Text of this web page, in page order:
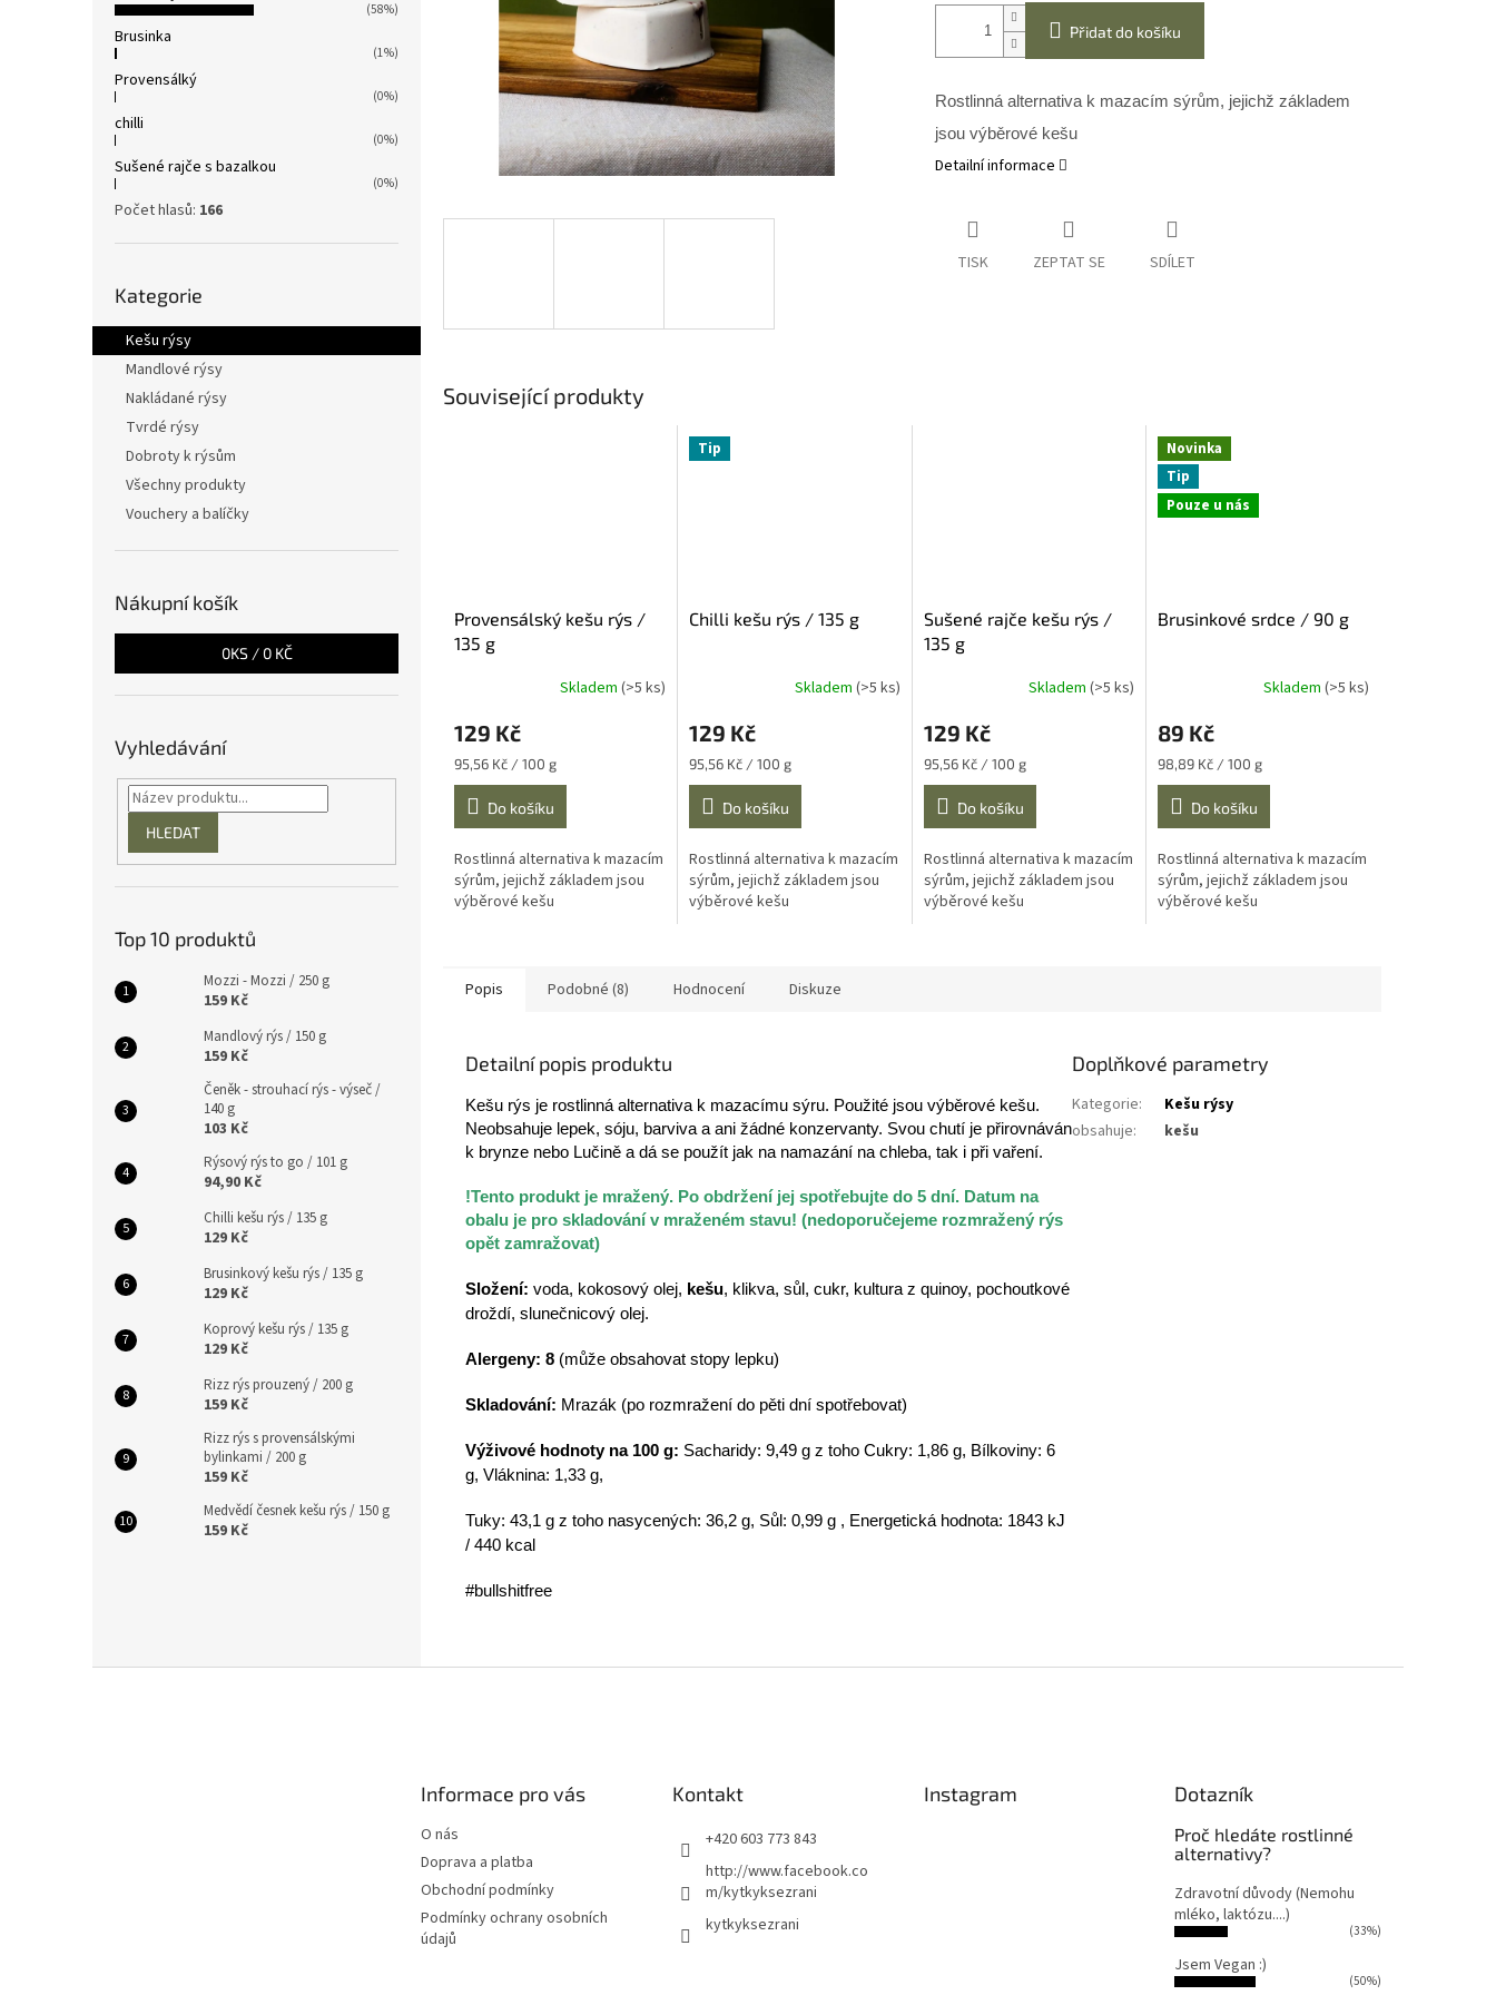
(58%)
Brusinka
(1%)
Provensálký
(0%)
chilli
(0%)
Sušené rajče s bazalkou
(0%)
Počet hlasů: 166
kategorie
Kategorie
Kešu rýsy
Mandlové rýsy
Nakládané rýsy
Tvrdé rýsy
Dobroty k rýsům
Všechny produkty
Vouchery a balíčky
Nákupní košík
0KS / 0 KČ
Vyhledávání
HLEDAT
Top 10 produktů
Mozzi - Mozzi / 250 g
159 Kč
Mandlový rýs / 150 g
159 Kč
Čeněk - strouhací rýs - výseč /
140 g
103 Kč
Rýsový rýs to go / 101 g
94,90 Kč
Chilli kešu rýs / 135 g
129 Kč
Brusinkový kešu rýs / 135 g
129 Kč
Koprový kešu rýs / 135 g
129 Kč
Rizz rýs prouzený / 200 g
159 Kč
Rizz rýs s provensálskými
bylinkami / 200 g
159 Kč
Medvědí česnek kešu rýs / 150 g
159 Kč
Přidat do košíku
Rostlinná alternativa k mazacím sýrům, jejichž základem
jsou výběrové kešu
Detailní informace
TISK ZEPTAT SE SDÍLET
Související produkty
Provensálský kešu rýs /
135 g
Skladem (>5 ks)
129 Kč
Měrná
cena:
95,56 Kč / 100 g
Do košíku
Rostlinná alternativa k mazacím
sýrům, jejichž základem jsou
výběrové kešu
Tip
Chilli kešu rýs / 135 g
Skladem (>5 ks)
129 Kč
Měrná
cena:
95,56 Kč / 100 g
Do košíku
Rostlinná alternativa k mazacím
sýrům, jejichž základem jsou
výběrové kešu
Sušené rajče kešu rýs /
135 g
Skladem(>5 ks)
129 Kč
Měrná
cena:
95,56 Kč / 100 g
Do košíku
Rostlinná alternativa k mazacím
sýrům, jejichž základem jsou
výběrové kešu
Novinka
Tip
Pouze u nás
Brusinkové srdce / 90 g
Skladem (>5 ks)
89 Kč
Měrná
cena:
98,89 Kč / 100 g
Do košíku
Rostlinná alternativa k mazacím
sýrům, jejichž základem jsou
výběrové kešu
Popis Podobné (8) Hodnocení Diskuze
Detailní popis produktu
Kešu rýs je rostlinná alternativa k mazacímu sýru. Použité jsou výběrové kešu.
Neobsahuje lepek, sóju, barviva a ani žádné konzervanty. Svou chutí je přirovnáván
k brynze nebo Lučině a dá se použít jak na namazání na chleba, tak i při vaření.
!Tento produkt je mražený. Po obdržení jej spotřebujte do 5 dní. Datum na
obalu je pro skladování v mraženém stavu! (nedoporučejeme rozmražený rýs
opět zamražovat)
Složení: voda, kokosový olej, kešu, klikva, sůl, cukr, kultura z quinoy, pochoutkové
droždí, slunečnicový olej.
Alergeny: 8 (může obsahovat stopy lepku)
Skladování: Mrazák (po rozmražení do pěti dní spotřebovat)
Výživové hodnoty na 100 g: Sacharidy: 9,49 g z toho Cukry: 1,86 g, Bílkoviny: 6
g, Vláknina: 1,33 g,
Tuky: 43,1 g z toho nasycených: 36,2 g, Sůl: 0,99 g , Energetická hodnota: 1843 kJ
/ 440 kcal
#bullshitfree
Doplňkové parametry
Kategorie:
Kešu rýsy
obsahuje: kešu
Informace pro vás
O nás
Doprava a platba
Obchodní podmínky
Podmínky ochrany osobních
údajů
Kontakt
+420 603 773 843
http://www.facebook.co
m/kytkyksezrani
kytkyksezrani
Instagram Dotazník
Proč hledáte rostlinné
alternativy?
Zdravotní důvody (Nemohu
mléko, laktózu....)
(33%)
Jsem Vegan :)
(50%)